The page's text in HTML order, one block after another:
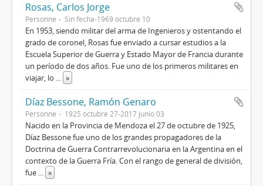
Rosas, Carlos Jorge
Personne Sin fecha-1969 octubre 10
En 1953, siendo militar del arma de Ingenieros y ostentando el
grado de coronel, Rosas fue enviado a cursar estudios a la
Escuela Superior de Guerra y Estado Mayor de Francia durante
un período de dos años. Fue uno de los primeros militares en
viajar, lo ... »
Díaz Bessone, Ramón Genaro
Personne 1925 octubre 27-2017 junio 03
Nacido en la Provincia de Mendoza el 27 de octubre de 1925,
Díaz Bessone fue uno de los grandes propagadores de la
Doctrina de Guerra Contrarrevolucionaria en la Argentina en el
contexto de la Guerra Fría. Con el rango de general de división,
fue ... »